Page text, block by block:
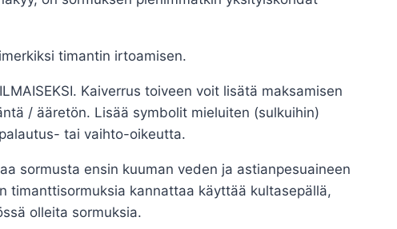
timantin irtoamisen.
Kaiverrus toiveen voit lisätä maksamisen
/ ääretön. Lisää symbolit mieluiten (sulkuihin)
tai vaihto-oikeutta.
sormusta ensin kuuman veden ja astianpesuaineen
timanttisormuksia kannattaa käyttää kultasepällä,
olleita sormuksia.